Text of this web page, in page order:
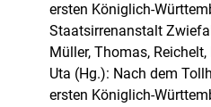
ersten Königlich-
Staatsirrenanstalt
Müller, Thomas,
Uta (Hg.): Nach dem
ersten Königlich-